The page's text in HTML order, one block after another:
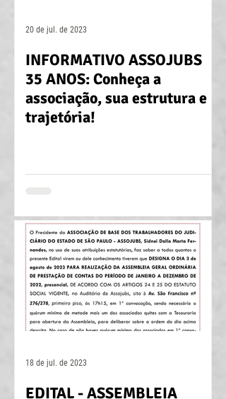
INFORMATIVO ASSOJUBS
35 ANOS: Conheça a
associação, sua estrutura e
trajetória!
20 de jul. de 2023
EDITAL - ASSEMBLEIA
18 de jul. de 2023